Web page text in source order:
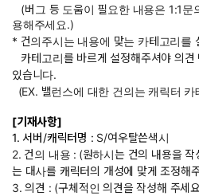
(버그 등 도움이 필요한 내용은 1:1문
용해주세요.)
* 건의주시는 내용에 맞는 카테고리를
카테고리를 바르게 설정해주셔야 의
있습니다.
(EX. 밸런스에 대한 건의는 캐릭터
[기재사항]
1. 서버/캐릭터명 : S/여우탈쓴색시
2. 건의 내용 : (원하시는 건의 내용을
는 대사를 캐릭터의 개성에 맞게 조정해
3. 의견 : (구체적인 의견을 작성해 주세